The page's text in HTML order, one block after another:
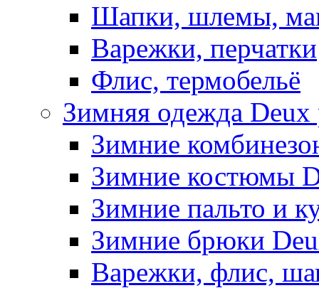
Шапки, шлемы,
Варежки, перчатки
Флис, термобельё
Зимняя одежда Deux
Зимние
Зимние костюмы
Зимние пальто и
Зимние брюки
Варежки, флис,